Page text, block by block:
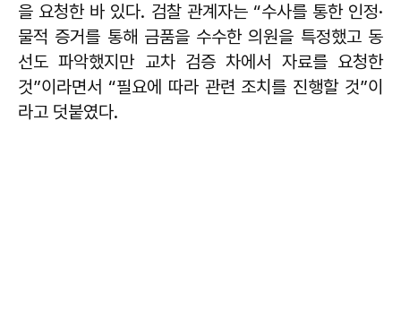
을 요청한 바 있다. 검찰 관계자는 “수사를 통한 인정·
물적 증거를 통해 금품을 수수한 의원을 특정했고 동
선도 파악했지만 교차 검증 차에서 자료를 요청한
것”이라면서 “필요에 따라 관련 조치를 진행할 것”이
라고 덧붙였다.